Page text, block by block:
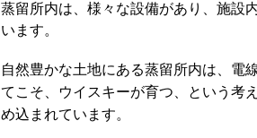
蒸留所内は、様々な設備があり、施設
います。
自然豊かな土地にある蒸留所内は、電
てこそ、ウイスキーが育つ、という考
め込まれています。